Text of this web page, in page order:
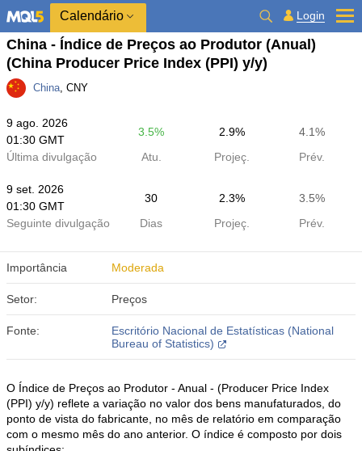
Calendário Login
China - Índice de Preços ao Produtor (Anual)
(China Producer Price Index (PPI) y/y)
China, CNY
9 ago. 2026
01:30 GMT
3.5% 2.9%
4.1%
Última divulgação
Atu. Projeç. Prév.
9 set. 2026
01:30 GMT
30 2.3%
3.5%
Seguinte divulgação
Dias Projeç. Prév.
Importância Moderada
Setor: Preços
Fonte:
Escritório Nacional de Estatísticas (National
Bureau of Statistics)
O Índice de Preços ao Produtor - Anual - (Producer Price Index
(PPI) y/y) reflete a variação no valor dos bens manufaturados, do
ponto de vista do fabricante, no mês de relatório em comparação
com o mesmo mês do ano anterior. O índice é composto por dois